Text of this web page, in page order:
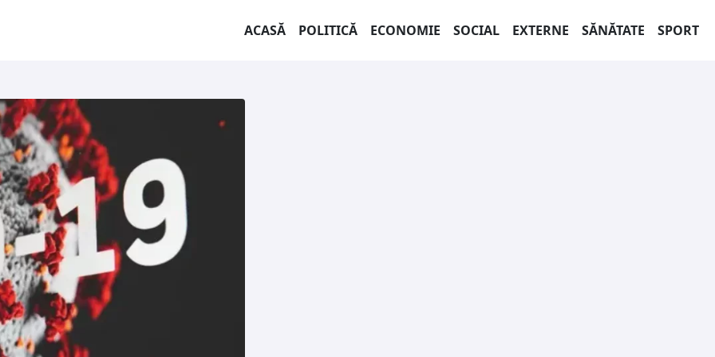
ACASĂ
POLITICĂ ECONOMIE SOCIAL EXTERNE SĂNĂTATE SPORT